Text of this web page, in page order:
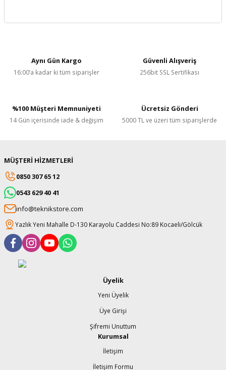
Üfleme
Aynı Gün Kargo
16:00’a kadar ki tüm siparişler
Güvenli Alışveriş
256bit SSL Sertifikası
%100 Müşteri Memnuniyeti
14 Gün içerisinde iade & değişim
Ücretsiz Gönderi
5000 TL ve üzeri tüm siparişlerde
MÜŞTERİ HİZMETLERİ
0850 307 65 12
0543 629 40 41
info@teknikstore.com
Yazlık Yeni Mahalle D-130 Karayolu Caddesi No:89 Kocaeli/Gölcük
Üyelik
Yeni Üyelik
Üye Girişi
Şifremi Unuttum
Kurumsal
İletişim
İletişim Formu